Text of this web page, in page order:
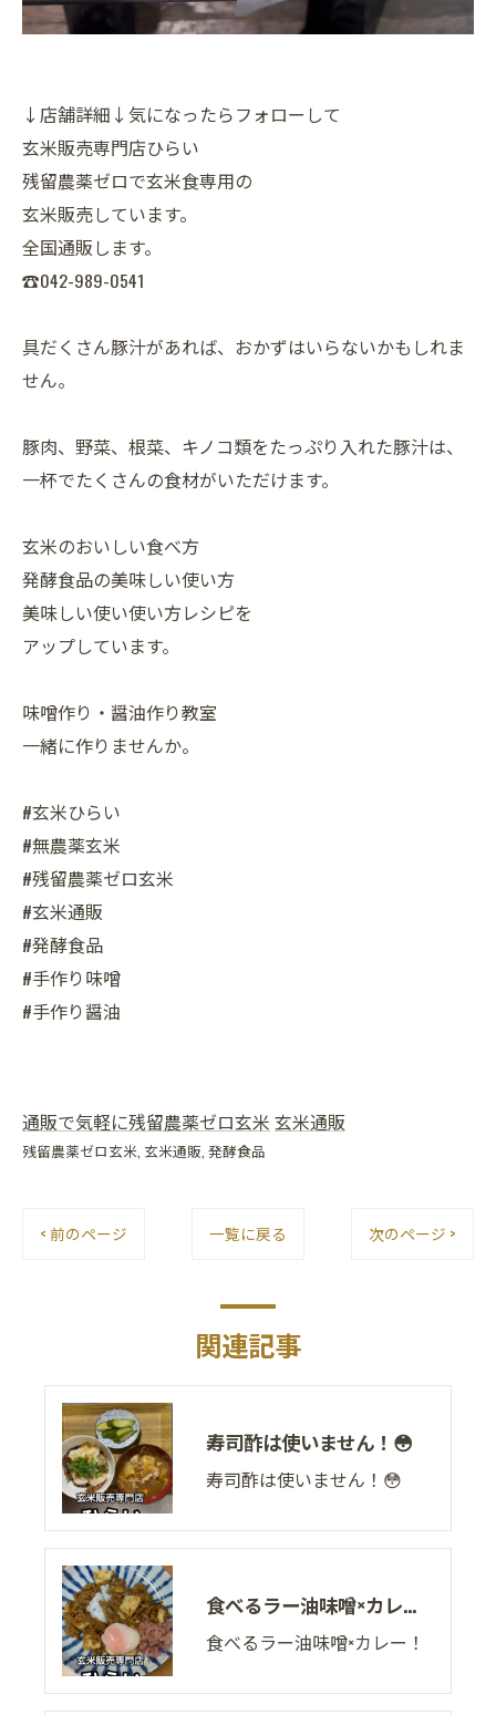
↓店舗詳細↓気になったらフォローして
玄米販売専門店ひらい
残留農薬ゼロで玄米食専用の
玄米販売しています。
全国通販します。
☎042-989-0541
具だくさん豚汁があれば、おかずはいらないかもしれま
せん。
豚肉、野菜、根菜、キノコ類をたっぷり入れた豚汁は、
一杯でたくさんの食材がいただけます。
玄米のおいしい食べ方
発酵食品の美味しい使い方
美味しい使い使い方レシピを
アップしています。
味噌作り・醤油作り教室
一緒に作りませんか。
#玄米ひらい
#無農薬玄米
#残留農薬ゼロ玄米
#玄米通販
#発酵食品
#手作り味噌
#手作り醤油
通販で気軽に残留農薬ゼロ玄米 玄米通販
残留農薬ゼロ玄米 玄米通販 発酵食品
< 前のページ 一覧に戻る 次のページ >
関連記事
寿司酢は使いません！😳
寿司酢は使いません！😳
食べるラー油味噌×カレー！
食べるラー油味噌×カレー！